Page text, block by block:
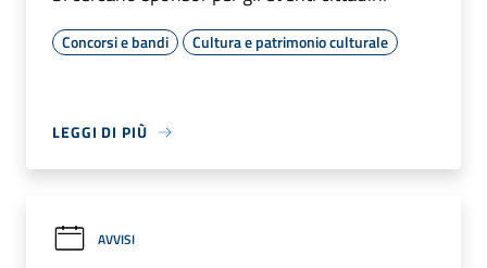
Concorsi e bandi Cultura e patrimonio culturale
LEGGI DI PIÙ
AVVISI